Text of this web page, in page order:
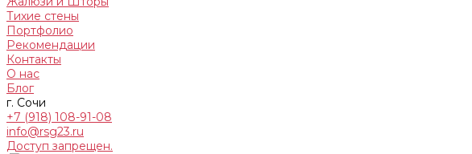
Тихие стены
Портфолио
Рекомендации
Контакты
О нас
Блог
г. Сочи
+7 (918) 108-91-08
info@rsg23.ru
Доступ запрещен.